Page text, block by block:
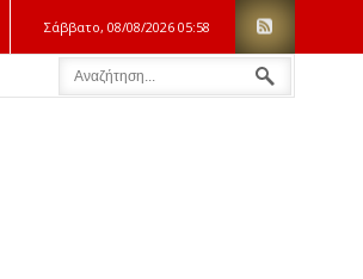
Σάββατο, 08/08/2026 05:58